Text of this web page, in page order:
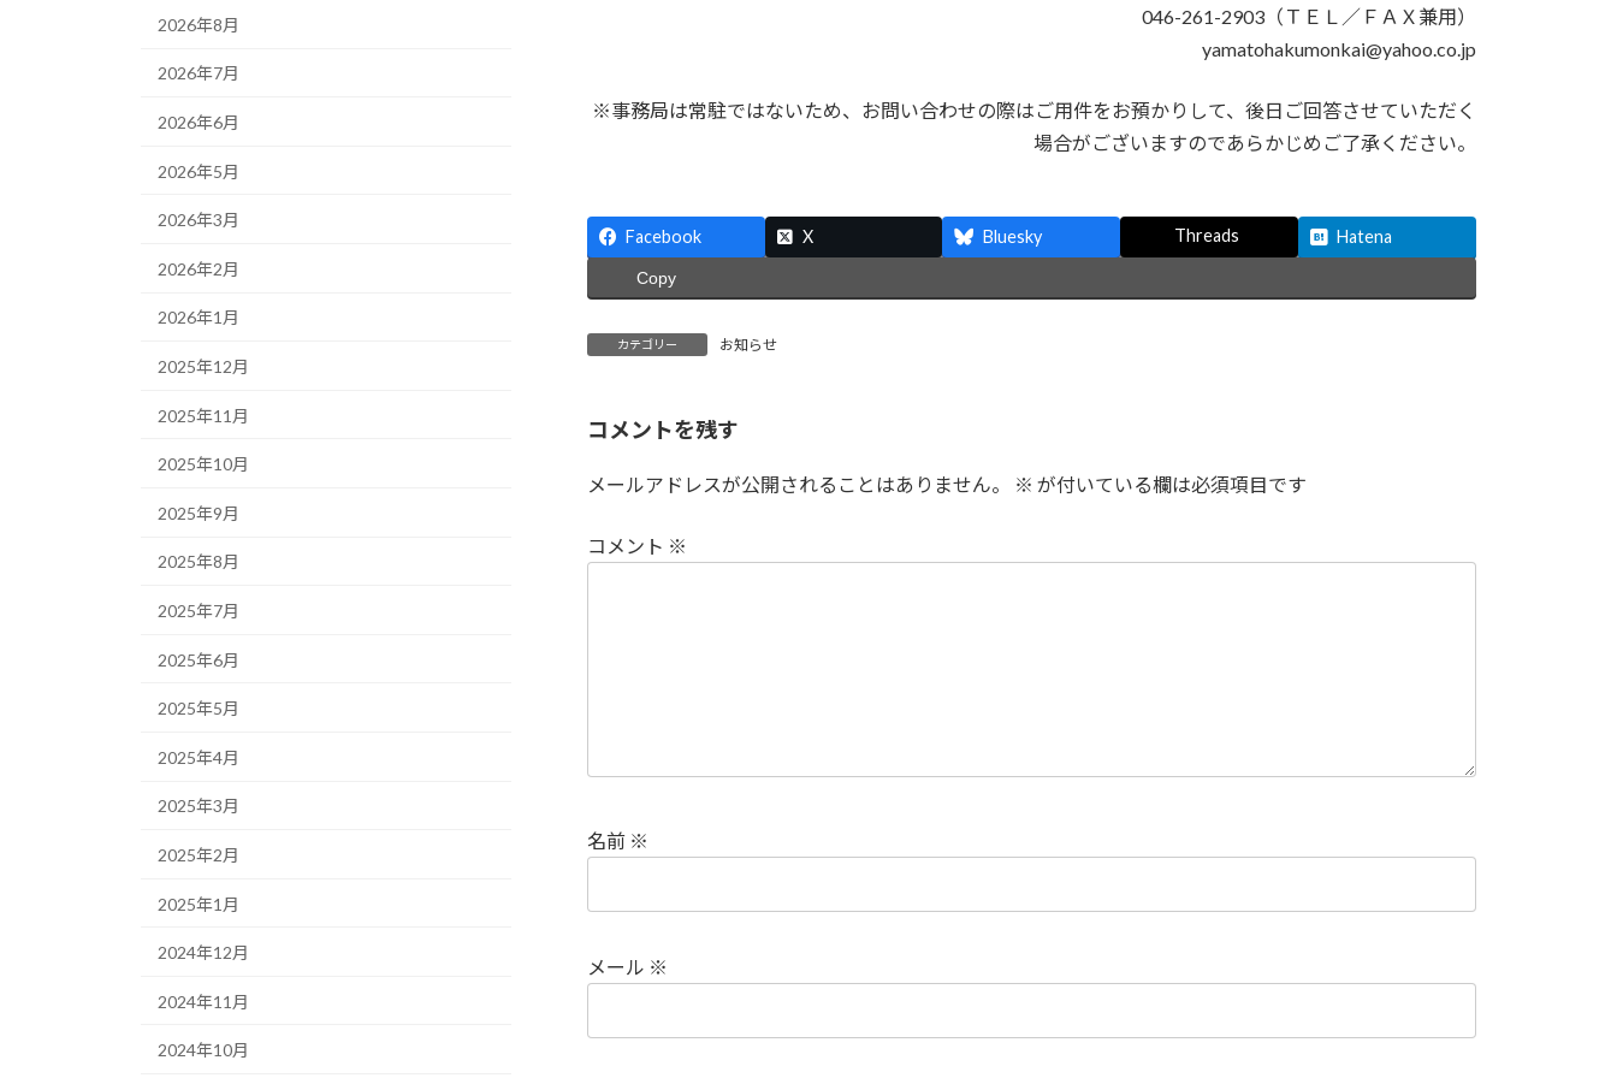
046-261-2903（ＴＥＬ／ＦＡＸ兼用）
yamatohakumonkai@yahoo.co.jp
※事務局は常駐ではないため、お問い合わせの際はご用件をお預かりして、後日ご回答させていただく
場合がございますのであらかじめご了承ください。
Facebook X Bluesky Threads Hatena
Copy
カテゴリー お知らせ
コメントを残す
メールアドレスが公開されることはありません。 ※ が付いている欄は必須項目です
コメント ※
名前 ※
メール ※
2026年8月
2026年7月
2026年6月
2026年5月
2026年3月
2026年2月
2026年1月
2025年12月
2025年11月
2025年10月
2025年9月
2025年8月
2025年7月
2025年6月
2025年5月
2025年4月
2025年3月
2025年2月
2025年1月
2024年12月
2024年11月
2024年10月